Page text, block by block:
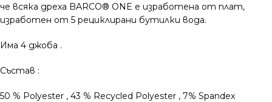
че всяка дреха BARCO® ONE е изработена от плат,
изработен от 5 рециклирани бутилки вода.
Има 4 джоба .
Състав :
50 % Polyester , 43 % Recycled Polyester , 7% Spandex